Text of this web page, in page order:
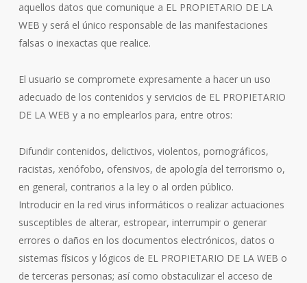
aquellos datos que comunique a EL PROPIETARIO DE LA
WEB y será el único responsable de las manifestaciones
falsas o inexactas que realice.
El usuario se compromete expresamente a hacer un uso
adecuado de los contenidos y servicios de EL PROPIETARIO
DE LA WEB y a no emplearlos para, entre otros:
Difundir contenidos, delictivos, violentos, pornográficos,
racistas, xenófobo, ofensivos, de apología del terrorismo o,
en general, contrarios a la ley o al orden público.
Introducir en la red virus informáticos o realizar actuaciones
susceptibles de alterar, estropear, interrumpir o generar
errores o daños en los documentos electrónicos, datos o
sistemas físicos y lógicos de EL PROPIETARIO DE LA WEB o
de terceras personas; así como obstaculizar el acceso de